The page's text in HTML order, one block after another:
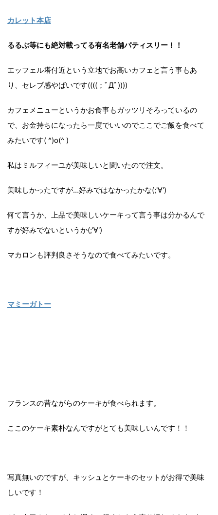
カレット本店
るるぶ等にも絶対載ってる有名老舗パティスリー！！
エッフェル塔付近という立地でお高いカフェと言う事もあ
り、セレブ感やばいです((((；ﾟДﾟ))))
カフェメニューというかお食事もガッツリそろっているの
で、お金持ちになったら一度でいいのでここでご飯を食べて
みたいです( ^)o(^ )
私はミルフィーユが美味しいと聞いたので注文。
美味しかったですが…好みではなかったかな(;'∀')
何て言うか、上品で美味しいケーキって言う事は分かるんで
すが好みでないというか(;'∀')
マカロンも評判良さそうなので食べてみたいです。
マミーガトー
フランスの昔ながらのケーキが食べられます。
ここのケーキ素朴なんですがとても美味しいんです！！
写真無いのですが、キッシュとケーキのセットがお得で美味
しいです！